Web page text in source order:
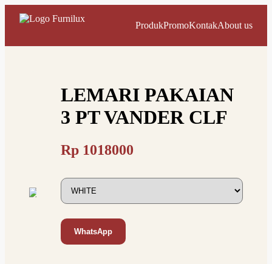
ProdukPromoKontakAbout us
LEMARI PAKAIAN
3 PT VANDER CLF
Rp 1018000
WhatsApp